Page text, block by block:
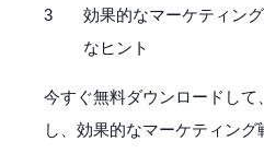
効果的なマーケティン
なヒント
今すぐ無料ダウンロードし
し、効果的なマーケティング